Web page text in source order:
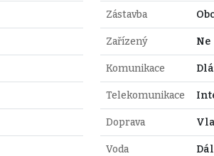
Zástavba
Zařízený Ne
Komunikace
Telekomunikace
Doprava
Voda